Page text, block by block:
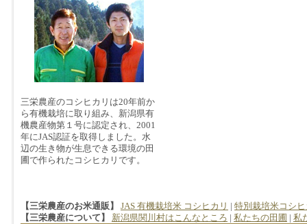
三栄農産のコシヒカリは20年前か
ら有機栽培に取り組み、新潟県有
機農産物第１号に認定され、2001
年にJAS認証を取得しました。水
辺の生き物が生息できる環境の田
圃で作られたコシヒカリです。
【三栄農産のお米通販】 JAS 有機栽培米 コシヒカリ | 特別栽培米コシ
【三栄農産について】
新潟県関川村はこんなところ | 私たちの田圃 | 私